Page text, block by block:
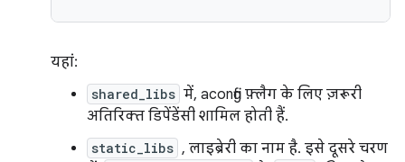
यहां:
shared_libs में, aconfig फ़्लैग के लिए ज़रूरी
अतिरिक्त डिपेंडेंसी शामिल होती हैं.
static_libs , लाइब्रेरी का नाम है. इसे दूसरे चरण